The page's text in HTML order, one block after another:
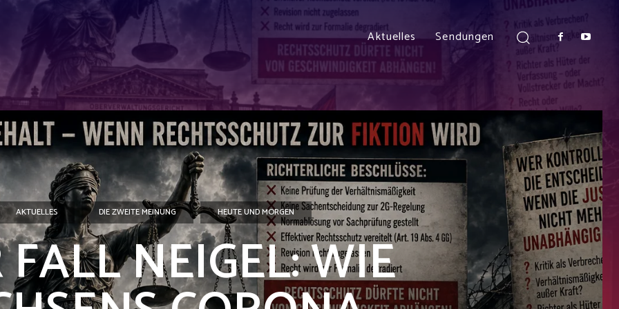
Aktuelles Sendungen
AKTUELLES DIE ZWEITE MEINUNG HEUTE UND MORGEN
NEIGEL: WIE